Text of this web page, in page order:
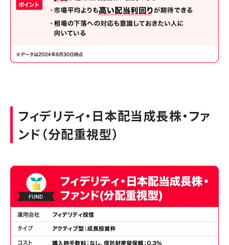
フィデリティ・日本配当成長株・ファ
ンド（分配重視型）